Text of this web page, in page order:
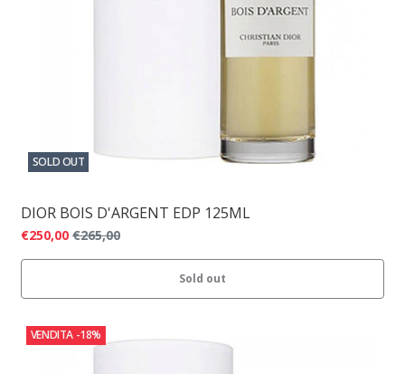
SOLD OUT
DIOR BOIS D'ARGENT EDP 125ML
€250,00 €265,00
Sold out
VENDITA -18%